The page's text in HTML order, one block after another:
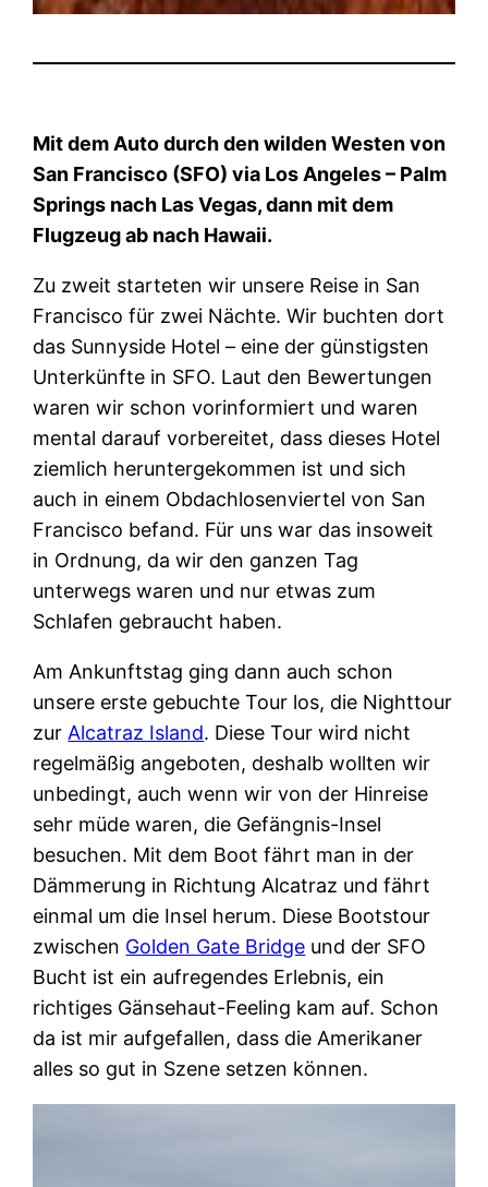
Mit dem Auto durch den wilden Westen von
San Francisco (SFO) via Los Angeles – Palm
Springs nach Las Vegas, dann mit dem
Flugzeug ab nach Hawaii.
Zu zweit starteten wir unsere Reise in San
Francisco für zwei Nächte. Wir buchten dort
das Sunnyside Hotel – eine der günstigsten
Unterkünfte in SFO. Laut den Bewertungen
waren wir schon vorinformiert und waren
mental darauf vorbereitet, dass dieses Hotel
ziemlich heruntergekommen ist und sich
auch in einem Obdachlosenviertel von San
Francisco befand. Für uns war das insoweit
in Ordnung, da wir den ganzen Tag
unterwegs waren und nur etwas zum
Schlafen gebraucht haben.
Am Ankunftstag ging dann auch schon
unsere erste gebuchte Tour los, die Nighttour
zur Alcatraz Island. Diese Tour wird nicht
regelmäßig angeboten, deshalb wollten wir
unbedingt, auch wenn wir von der Hinreise
sehr müde waren, die Gefängnis-Insel
besuchen. Mit dem Boot fährt man in der
Dämmerung in Richtung Alcatraz und fährt
einmal um die Insel herum. Diese Bootstour
zwischen Golden Gate Bridge und der SFO
Bucht ist ein aufregendes Erlebnis, ein
richtiges Gänsehaut-Feeling kam auf. Schon
da ist mir aufgefallen, dass die Amerikaner
alles so gut in Szene setzen können.